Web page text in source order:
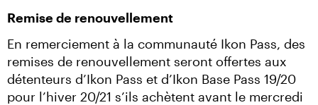
Remise de renouvellement
En remerciement à la communauté Ikon Pass, des
remises de renouvellement seront offertes aux
détenteurs d’Ikon Pass et d’Ikon Base Pass 19/20
pour l’hiver 20/21 s’ils achètent avant le mercredi